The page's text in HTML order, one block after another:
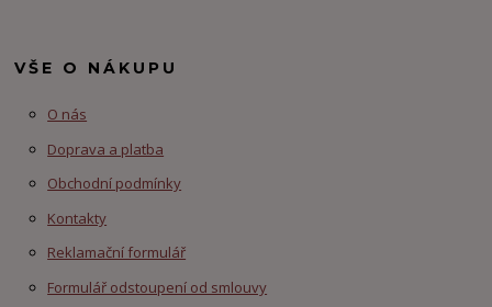
VŠE O NÁKUPU
O nás
Doprava a platba
Obchodní podmínky
Kontakty
Reklamační formulář
Formulář odstoupení od smlouvy